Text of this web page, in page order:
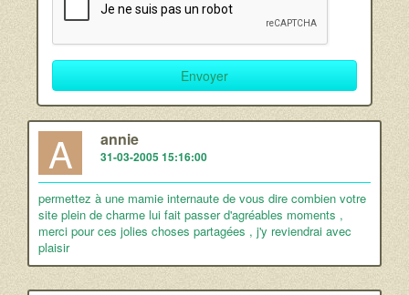
A annie
31-03-2005 15:16:00
permettez à une mamie internaute de vous dire combien votre
site plein de charme lui fait passer d'agréables moments ,
merci pour ces jolies choses partagées , j'y reviendrai avec
plaisir